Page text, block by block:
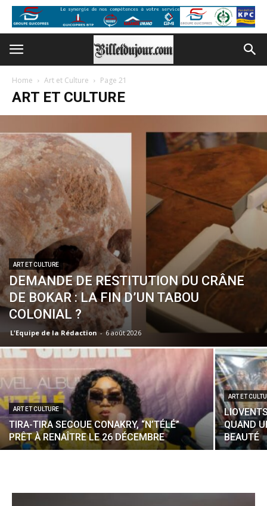
Home Art et Culture Page 21
ART ET CULTURE
ART ET CULTURE
DEMANDE DE RESTITUTION DU CRÂNE
DE BOKAR : LA FIN D’UN TABOU
COLONIAL ?
L'Equipe de la Rédaction - 6 août 2026
ART ET CULTURE
TIRA-TIRA SECOUE CONAKRY, “N’TÉLÉ”
PRÊT À RENAÎTRE LE 26 DÉCEMBRE
ART ET
QUAND
BEAUTÉ